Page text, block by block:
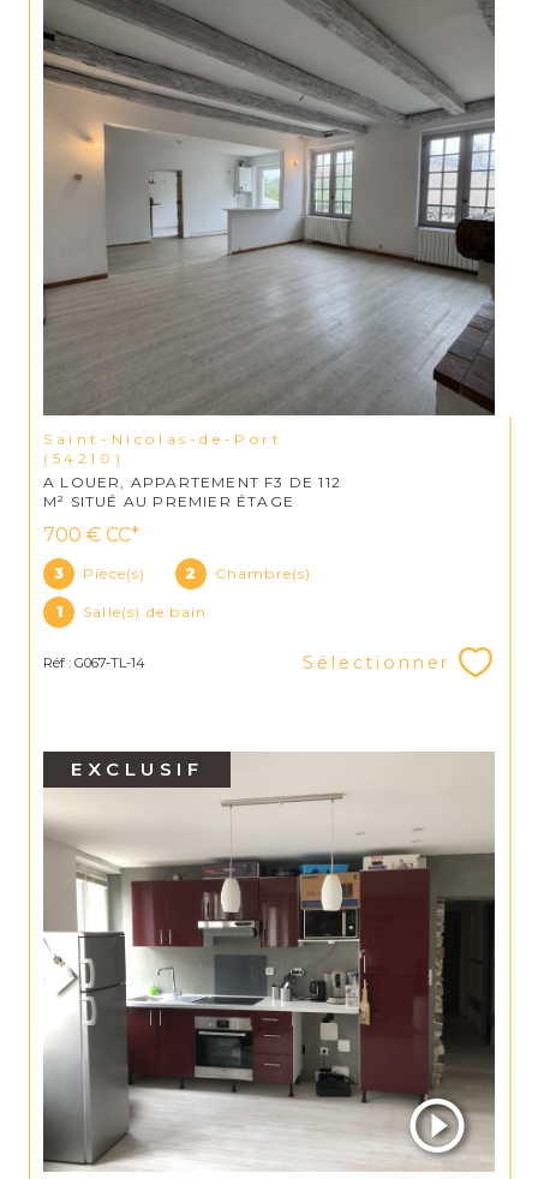
Saint-Nicolas-de-Port
(54210)
A LOUER, APPARTEMENT F3 DE 112
M² SITUÉ AU PREMIER ÉTAGE
700 € CC*
3 Pièce(s) 2 Chambre(s)
1 Salle(s) de bain
Réf : G067-TL-14 Sélectionner
EXCLUSIF